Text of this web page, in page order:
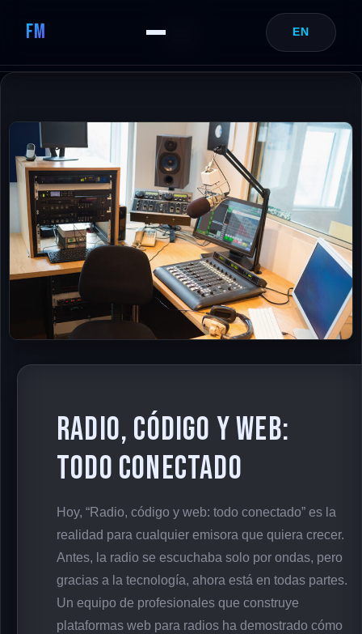
Radio, código y web:
todo conectado
Hoy, “Radio, código y web: todo conectado” es la
realidad para cualquier emisora que quiera crecer.
Antes, la radio se escuchaba solo por ondas, pero
gracias a la tecnología, ahora está en todas partes.
Un equipo de profesionales que construye
plataformas web para radios ha demostrado cómo
FM EN